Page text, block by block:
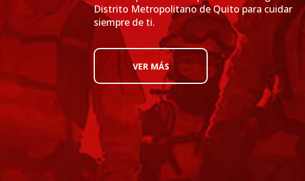
Distrito Metropolitano de Quito para cuidar
siempre de ti.
VER MÁS